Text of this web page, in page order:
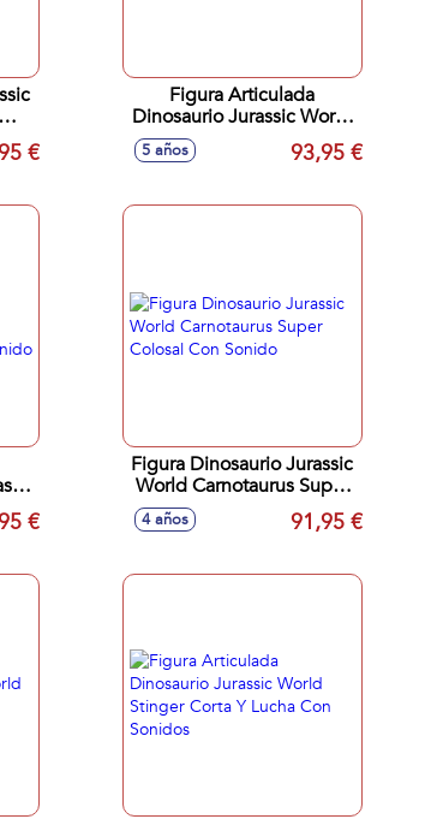
€
Figura Articulada
Dinosaurio Jurassic World
Uncaged en Llamas con
5 años 93,95 €
€
Figura Dinosaurio Jurassic
World Carnotaurus Super
Colosal Con Sonido
4 años 91,95 €